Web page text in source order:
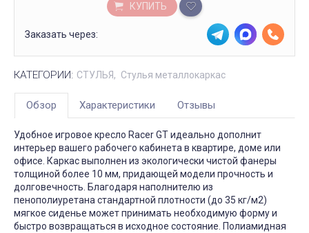
КУПИТЬ
Заказать через:
КАТЕГОРИИ: СТУЛЬЯ Стулья металлокаркас
Обзор Характеристики Отзывы
Удобное игровое кресло Racer GT идеально дополнит
интерьер вашего рабочего кабинета в квартире, доме или
офисе. Каркас выполнен из экологически чистой фанеры
толщиной более 10 мм, придающей модели прочность и
долговечность. Благодаря наполнителю из
пенополиуретана стандартной плотности (до 35 кг/м2)
мягкое сиденье может принимать необходимую форму и
быстро возвращаться в исходное состояние. Полиамидная